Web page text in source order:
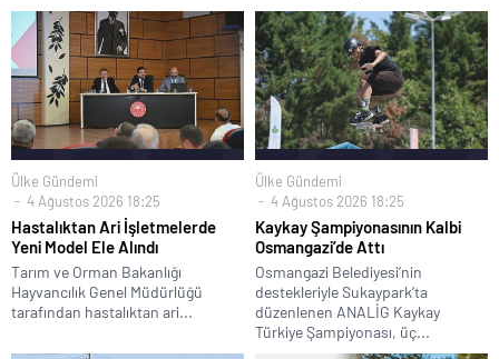
Ülke Gündemi
4 Ağustos 2026 18:25
Hastalıktan Ari İşletmelerde
Yeni Model Ele Alındı
Tarım ve Orman Bakanlığı
Hayvancılık Genel Müdürlüğü
tarafından hastalıktan ari...
Ülke Gündemi
4 Ağustos 2026 18:25
Kaykay Şampiyonasının Kalbi
Osmangazi’de Attı
Osmangazi Belediyesi’nin
destekleriyle Sukaypark’ta
düzenlenen ANALİG Kaykay
Türkiye Şampiyonası, üç...